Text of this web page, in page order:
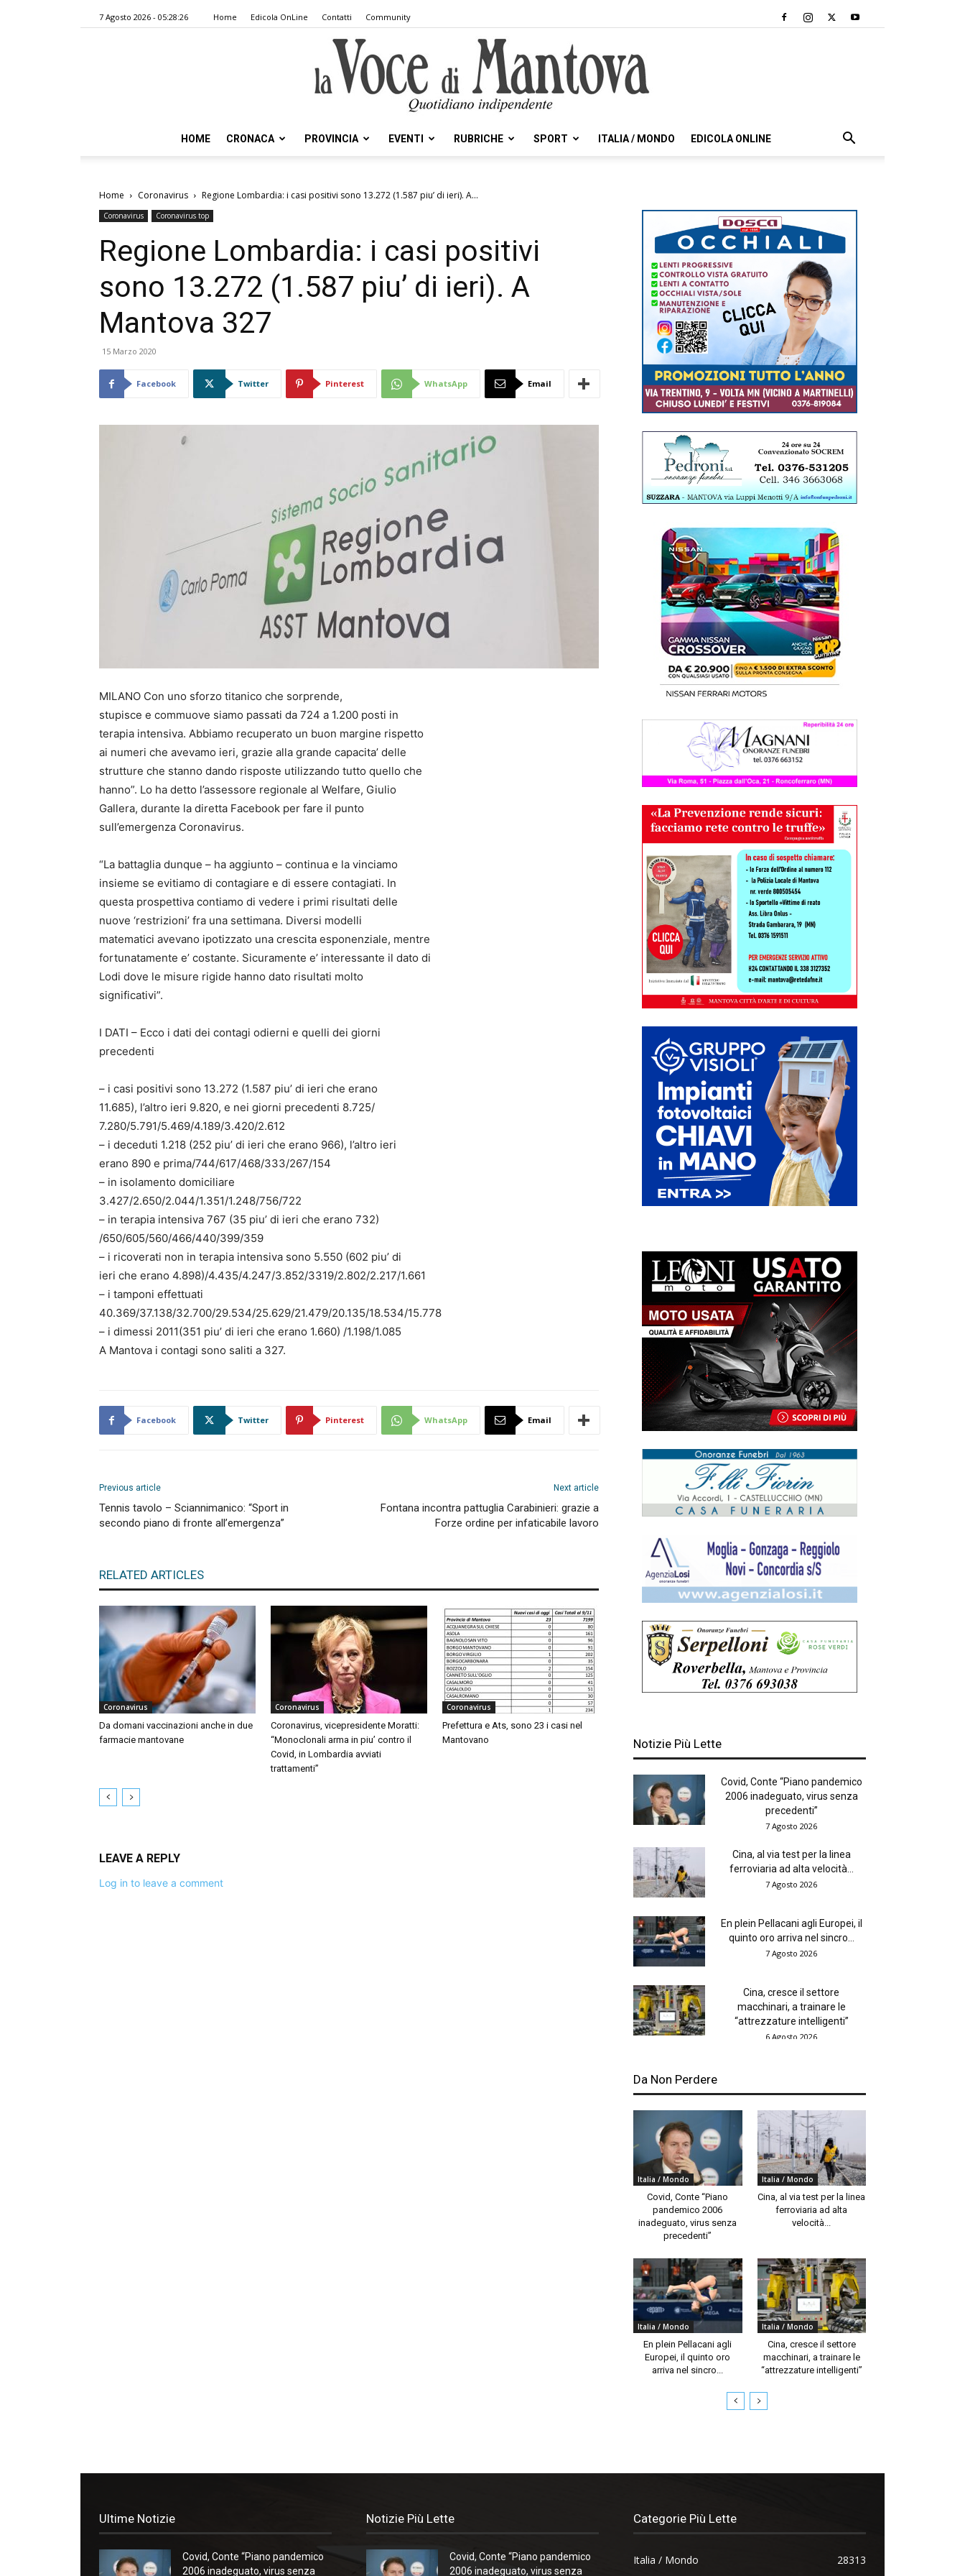
7 Agosto 2026 - 05:28:26 Home Edicola OnLine Contatti Community
Voce
Mantova
HOME CRONACA PROVINCIA EVENTI RUBRICHE SPORT ITALIA / MONDO EDICOLA ONLINE
Home Coronavirus Regione Lombardia: i casi positivi sono 13.272 (1.587 piu’ di ieri). A...
Coronavirus Coronavirus top
Regione Lombardia: i casi positivi
sono 13.272 (1.587 piu’ di ieri). A
Mantova 327
15 Marzo 2020
Facebook Twitter Pinterest WhatsApp Email
MILANO Con uno sforzo titanico che sorprende,
stupisce e commuove siamo passati da 724 a 1.200 posti in
terapia intensiva. Abbiamo recuperato un buon margine rispetto
ai numeri che avevamo ieri, grazie alla grande capacita’ delle
strutture che stanno dando risposte utilizzando tutto quello che
hanno”. Lo ha detto l’assessore regionale al Welfare, Giulio
Gallera, durante la diretta Facebook per fare il punto
sull’emergenza Coronavirus.
“La battaglia dunque – ha aggiunto – continua e la vinciamo
insieme se evitiamo di contagiare e di essere contagiati. In
questa prospettiva contiamo di vedere i primi risultati delle
nuove ‘restrizioni’ fra una settimana. Diversi modelli
matematici avevano ipotizzato una crescita esponenziale, mentre
fortunatamente e’ costante. Sicuramente e’ interessante il dato di
Lodi dove le misure rigide hanno dato risultati molto
significativi”.
I DATI – Ecco i dati dei contagi odierni e quelli dei giorni
precedenti
– i casi positivi sono 13.272 (1.587 piu’ di ieri che erano
11.685), l’altro ieri 9.820, e nei giorni precedenti 8.725/
7.280/5.791/5.469/4.189/3.420/2.612
– i deceduti 1.218 (252 piu’ di ieri che erano 966), l’altro ieri
erano 890 e prima/744/617/468/333/267/154
– in isolamento domiciliare
3.427/2.650/2.044/1.351/1.248/756/722
– in terapia intensiva 767 (35 piu’ di ieri che erano 732)
/650/605/560/466/440/399/359
– i ricoverati non in terapia intensiva sono 5.550 (602 piu’ di
ieri che erano 4.898)/4.435/4.247/3.852/3319/2.802/2.217/1.661
– i tamponi effettuati
40.369/37.138/32.700/29.534/25.629/21.479/20.135/18.534/15.778
– i dimessi 2011(351 piu’ di ieri che erano 1.660) /1.198/1.085
A Mantova i contagi sono saliti a 327.
Facebook Twitter Pinterest WhatsApp Email
Previous article
Tennis tavolo – Sciannimanico: “Sport in
secondo piano di fronte all’emergenza”
Next article
Fontana incontra pattuglia Carabinieri: grazie a
Forze ordine per infaticabile lavoro
RELATED ARTICLES
Coronavirus
Da domani vaccinazioni anche in due
farmacie mantovane
Coronavirus
Coronavirus, vicepresidente Moratti:
“Monoclonali arma in piu’ contro il
Covid, in Lombardia avviati
trattamenti”
Coronavirus
Prefettura e Ats, sono 23 i casi nel
Mantovano
LEAVE A REPLY
Log in to leave a comment
Notizie Più Lette
Covid, Conte “Piano pandemico
2006 inadeguato, virus senza
precedenti”
7 Agosto 2026
Cina, al via test per la linea
ferroviaria ad alta velocità...
7 Agosto 2026
En plein Pellacani agli Europei, il
quinto oro arriva nel sincro...
7 Agosto 2026
Cina, cresce il settore
macchinari, a trainare le
“attrezzature intelligenti”
6 Agosto 2026
Da Non Perdere
Italia / Mondo
Covid, Conte “Piano
pandemico 2006
inadeguato, virus senza
precedenti”
Italia / Mondo
Cina, al via test per la linea
ferroviaria ad alta
velocità...
Italia / Mondo
En plein Pellacani agli
Europei, il quinto oro
arriva nel sincro...
Italia / Mondo
Cina, cresce il settore
macchinari, a trainare le
“attrezzature intelligenti”
Ultime Notizie
Covid, Conte “Piano pandemico
2006 inadeguato, virus senza
Notizie Più Lette
Covid, Conte “Piano pandemico
2006 inadeguato, virus senza
Categorie Più Lette
Italia / Mondo
28313